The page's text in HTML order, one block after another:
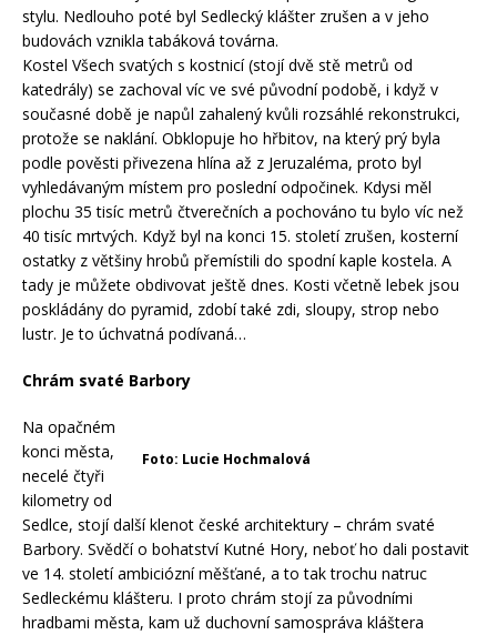
stylu. Nedlouho poté byl Sedlecký klášter zrušen a v jeho
budovách vznikla tabáková továrna.
Kostel Všech svatých s kostnicí (stojí dvě stě metrů od
katedrály) se zachoval víc ve své původní podobě, i když v
současné době je napůl zahalený kvůli rozsáhlé rekonstrukci,
protože se naklání. Obklopuje ho hřbitov, na který prý byla
podle pověsti přivezena hlína až z Jeruzaléma, proto byl
vyhledávaným místem pro poslední odpočinek. Kdysi měl
plochu 35 tisíc metrů čtverečních a pochováno tu bylo víc než
40 tisíc mrtvých. Když byl na konci 15. století zrušen, kosterní
ostatky z většiny hrobů přemístili do spodní kaple kostela. A
tady je můžete obdivovat ještě dnes. Kosti včetně lebek jsou
poskládány do pyramid, zdobí také zdi, sloupy, strop nebo
lustr. Je to úchvatná podívaná…
Chrám svaté Barbory
Foto: Lucie Hochmalová
Na opačném
konci města,
necelé čtyři
kilometry od
Sedlce, stojí další klenot české architektury – chrám svaté
Barbory. Svědčí o bohatství Kutné Hory, neboť ho dali postavit
ve 14. století ambiciózní měšťané, a to tak trochu natruc
Sedleckému klášteru. I proto chrám stojí za původními
hradbami města, kam už duchovní samospráva kláštera